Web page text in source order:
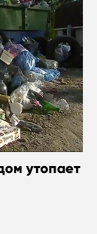
утопает